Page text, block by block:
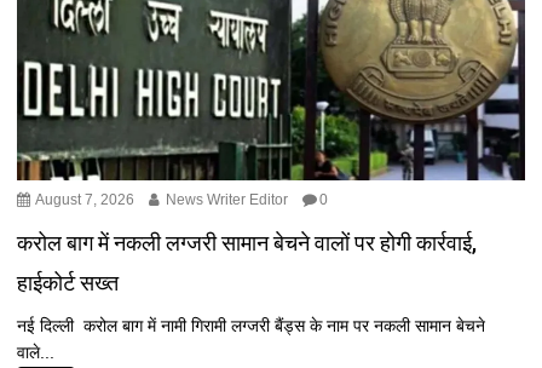
August 7, 2026 News Writer Editor 0
करोल बाग में नकली लग्जरी सामान बेचने वालों पर होगी कार्रवाई,
हाईकोर्ट सख्त
नई दिल्ली करोल बाग में नामी गिरामी लग्जरी बैंड्स के नाम पर नकली सामान बेचने
वाले...